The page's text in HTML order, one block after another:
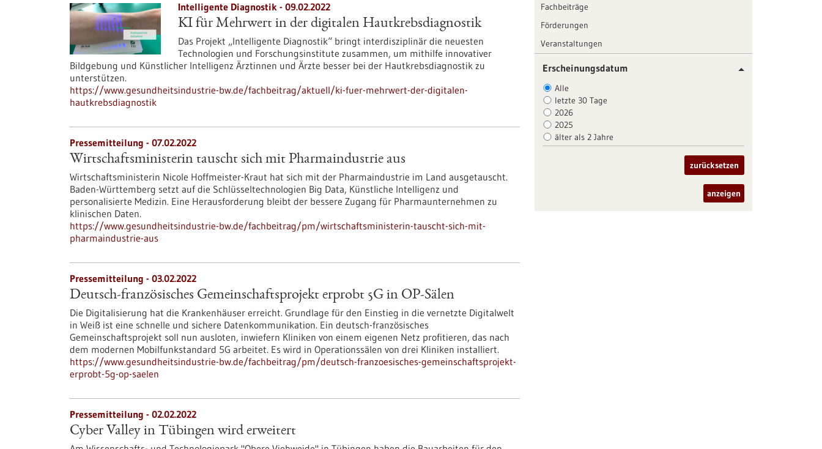
Intelligente Diagnostik - 09.02.2022
KI für Mehrwert in der digitalen Hautkrebsdiagnostik
Das Projekt „Intelligente Diagnostik“ bringt interdisziplinär die neuesten
Technologien und Forschungsinstitute zusammen, um mithilfe innovativer
Bildgebung und Künstlicher Intelligenz Ärztinnen und Ärzte besser bei der Hautkrebsdiagnostik zu
unterstützen.
https://www.gesundheitsindustrie-bw.de/fachbeitrag/aktuell/ki-fuer-mehrwert-der-digitalen-
hautkrebsdiagnostik
Pressemitteilung - 07.02.2022
Wirtschaftsministerin tauscht sich mit Pharmaindustrie aus
Wirtschaftsministerin Nicole Hoffmeister-Kraut hat sich mit der Pharmaindustrie im Land ausgetauscht.
Baden-Württemberg setzt auf die Schlüsseltechnologien Big Data, Künstliche Intelligenz und
personalisierte Medizin. Eine Herausforderung bleibt der bessere Zugang für Pharmaunternehmen zu
klinischen Daten.
https://www.gesundheitsindustrie-bw.de/fachbeitrag/pm/wirtschaftsministerin-tauscht-sich-mit-
pharmaindustrie-aus
Pressemitteilung - 03.02.2022
Deutsch-französisches Gemeinschaftsprojekt erprobt 5G in OP-Sälen
Die Digitalisierung hat die Krankenhäuser erreicht. Grundlage für den Einstieg in die vernetzte Digitalwelt
in Weiß ist eine schnelle und sichere Datenkommunikation. Ein deutsch-französisches
Gemeinschaftsprojekt soll nun ausloten, inwiefern Kliniken von einem eigenen Netz profitieren, das nach
dem modernen Mobilfunkstandard 5G arbeitet. Es wird in Operationssälen von drei Kliniken installiert.
https://www.gesundheitsindustrie-bw.de/fachbeitrag/pm/deutsch-franzoesisches-gemeinschaftsprojekt-
erprobt-5g-op-saelen
Pressemitteilung - 02.02.2022
Cyber Valley in Tübingen wird erweitert
Fachbeiträge
Förderungen
Veranstaltungen
Erscheinungsdatum
Alle
letzte 30 Tage
2026
2025
älter als 2 Jahre
zurücksetzen
anzeigen